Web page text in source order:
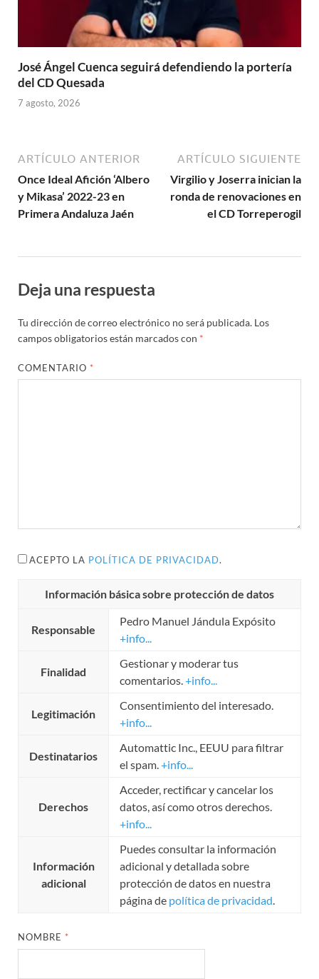
José Ángel Cuenca seguirá defendiendo la portería
del CD Quesada
7 agosto, 2026
ARTÍCULO ANTERIOR
Once Ideal Afición ‘Albero
y Mikasa’ 2022-23 en
Primera Andaluza Jaén
ARTÍCULO SIGUIENTE
Virgilio y Joserra inician la
ronda de renovaciones en
el CD Torreperogil
Deja una respuesta
Tu dirección de correo electrónico no será publicada. Los
campos obligatorios están marcados con *
COMENTARIO *
ACEPTO LA POLÍTICA DE PRIVACIDAD.
Información básica sobre protección de datos
Responsable
Pedro Manuel Jándula Expósito
+info...
Finalidad
Gestionar y moderar tus
comentarios.+info...
Legitimación
Consentimiento del interesado.
+info...
Destinatarios
Automattic Inc., EEUU para filtrar
el spam.+info...
Derechos
Acceder, rectificar y cancelar los
datos, así como otros derechos.
+info...
Información
adicional
Puedes consultar la información
adicional y detallada sobre
protección de datos en nuestra
página de política de privacidad.
NOMBRE *